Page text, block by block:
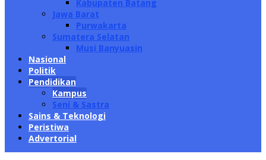
Kabupaten Batang
Jawa Barat
Purwakarta
Sumatera Selatan
Musi Banyuasin
Nasional
Politik
Pendidikan
Kampus
Seni & Sastra
Sains & Teknologi
Peristiwa
Advertorial